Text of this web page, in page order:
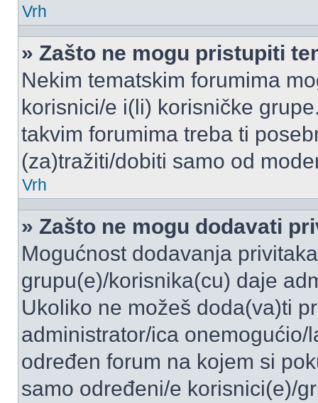
Vrh
» Zašto ne mogu pristupiti
Nekim tematskim forumima
korisnici/e i(li) korisničke
takvim forumima treba ti
(za)tražiti/dobiti samo od
Vrh
» Zašto ne mogu dodavati
Mogućnost dodavanja
grupu(e)/korisnika(cu) daje
Ukoliko ne možeš doda(va)ti
administrator/ica
određen forum na kojem si
samo određeni/e korisnici(e)/